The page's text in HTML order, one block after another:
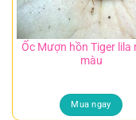
Ốc Mượn hồn Tiger lila
màu
Mua ngay